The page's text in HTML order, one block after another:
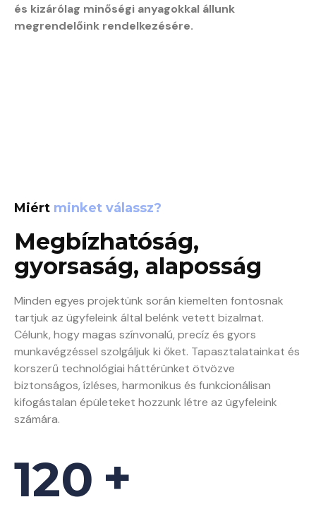
és kizárólag minőségi anyagokkal állunk
megrendelőink rendelkezésére.
Miért minket válassz?
Megbízhatóság,
gyorsaság, alaposság
Minden egyes projektünk során kiemelten fontosnak
tartjuk az ügyfeleink által belénk vetett bizalmat.
Célunk, hogy magas színvonalú, precíz és gyors
munkavégzéssel szolgáljuk ki őket. Tapasztalatainkat és
korszerű technológiai háttérünket ötvözve
biztonságos, ízléses, harmonikus és funkcionálisan
kifogástalan épületeket hozzunk létre az ügyfeleink
számára.
120 +